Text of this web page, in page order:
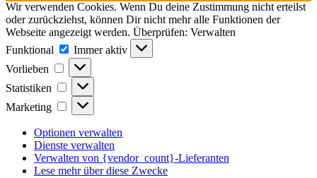
Wir verwenden Cookies. Wenn Du deine Zustimmung nicht erteilst
oder zurückziehst, können Dir nicht mehr alle Funktionen der
Webseite angezeigt werden. Überprüfen: Verwalten
Funktional
Funktional
Immer aktiv
Vorlieben
Vorlieben
Statistiken Statistiken
Marketing Marketing
Optionen verwalten
Dienste verwalten
Verwalten von {vendor_count}-Lieferanten
Lese mehr über diese Zwecke